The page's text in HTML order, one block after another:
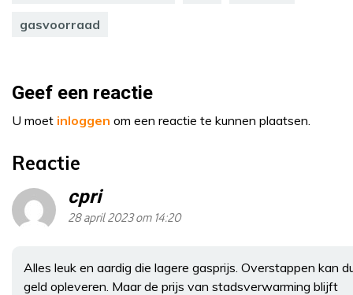
gasvoorraad
Geef een reactie
U moet inloggen om een reactie te kunnen plaatsen.
Reactie
cpri
28 april 2023 om 14:20
Alles leuk en aardig die lagere gasprijs. Overstappen kan
geld opleveren. Maar de prijs van stadsverwarming blijft